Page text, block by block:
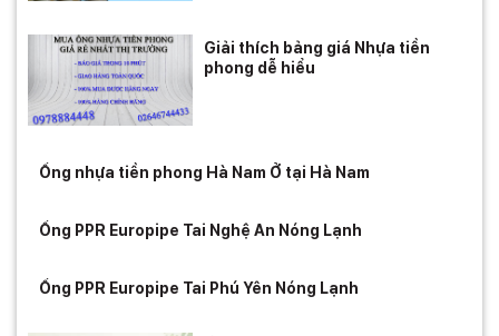
Giải thích bảng giá Nhựa tiền
phong dễ hiểu
Ống nhựa tiền phong Hà Nam Ở tại Hà Nam
Ống PPR Europipe Tai Nghệ An Nóng Lạnh
Ống PPR Europipe Tai Phú Yên Nóng Lạnh